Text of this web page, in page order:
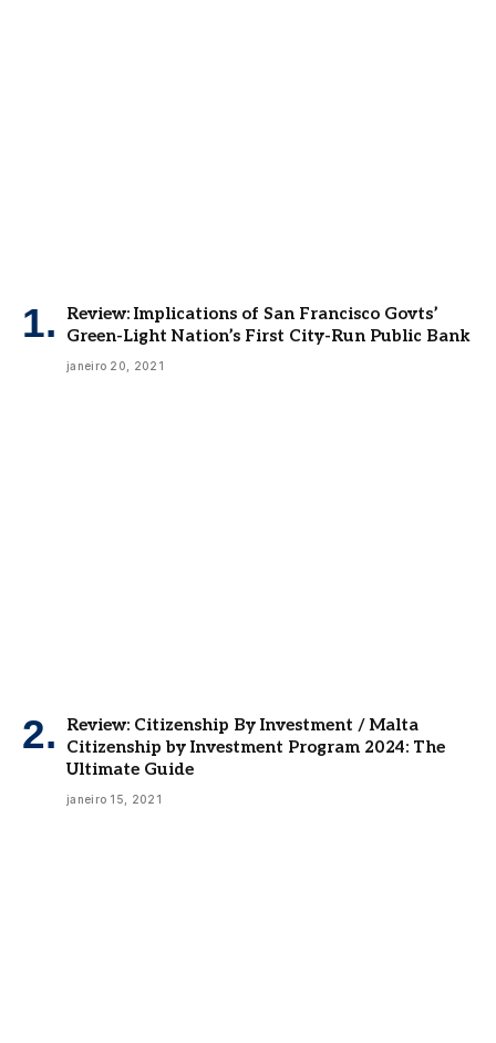
Review: Implications of San Francisco Govts’
Green-Light Nation’s First City-Run Public Bank
janeiro 20, 2021
Review: Citizenship By Investment / Malta
Citizenship by Investment Program 2024: The
Ultimate Guide
janeiro 15, 2021